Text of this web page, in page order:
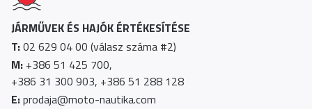
JÁRMŰVEK ÉS HAJÓK ÉRTÉKESÍTÉSE
T:02 629 04 00 (válasz száma #2)
M: +386 51 425 700,
+386 31 300 903, +386 51 288 128
E:prodaja@moto-nautika.com